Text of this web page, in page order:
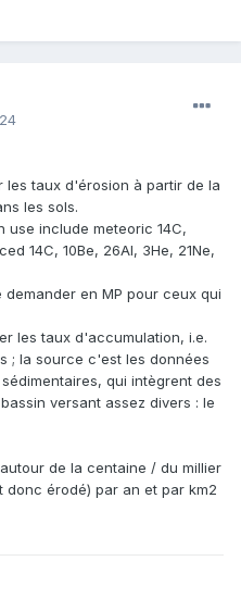
les taux d'érosion à partir de la
les sols.
use include meteoric 14C,
14C, 10Be, 26Al, 3He, 21Ne,
demander en MP pour ceux qui
les taux d'accumulation, i.e.
; la source c'est les données
qui intègrent des
versant assez divers : le
de la centaine / du millier
érodé) par an et par km2